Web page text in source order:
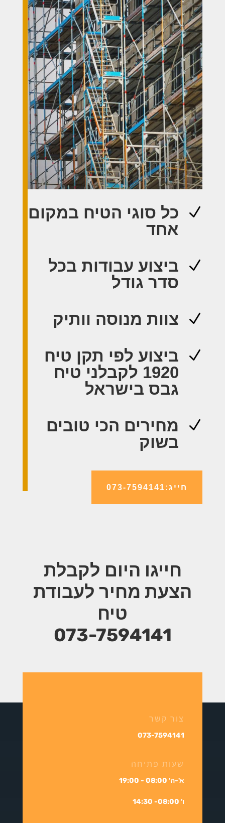
N
כל סוגי הטיח במקום
אחד
N
ביצוע עבודות בכל
סדר גודל
N צוות מנוסה וותיק
N
ביצוע לפי תקן טיח
1920 לקבלני טיח
גבס בישראל
N
מחירים הכי טובים
בשוק
חייג:073-7594141
חייגו היום לקבלת
הצעת מחיר לעבודת
טיח
073-7594141
צור קשר
073-7594141
שעות פתיחה
א'-ה' 08:00 - 19:00
ו' 08:00- 14:30